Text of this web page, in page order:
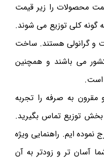
قیمت محصولات را زیر قیمت
گونه کلی توزیع می شوند.
و گرانولی هستند. ساخت
می باشند و همچنین
است.
به صرفه را تجربه
بخش توزیع تماس بگیرید.
نموده ایم. راهنمایی ویژه
آسان تر و زودتر به آن